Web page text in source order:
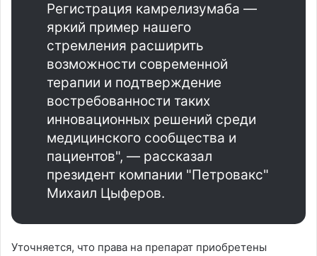
Регистрация камрелизумаба —
яркий пример нашего
стремления расширить
возможности современной
терапии и подтверждение
востребованности таких
инновационных решений среди
медицинского сообщества и
пациентов", — рассказал
президент компании "Петровакс"
Михаил Цыферов.
Уточняется, что права на препарат приобретены